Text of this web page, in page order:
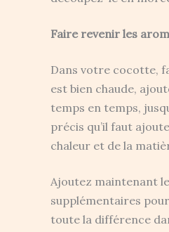
Faire revenir les
Dans votre cocotte,
est bien chaude,
temps en temps,
précis qu’il faut
chaleur et de la
Ajoutez maintenant
supplémentaires
toute la différence